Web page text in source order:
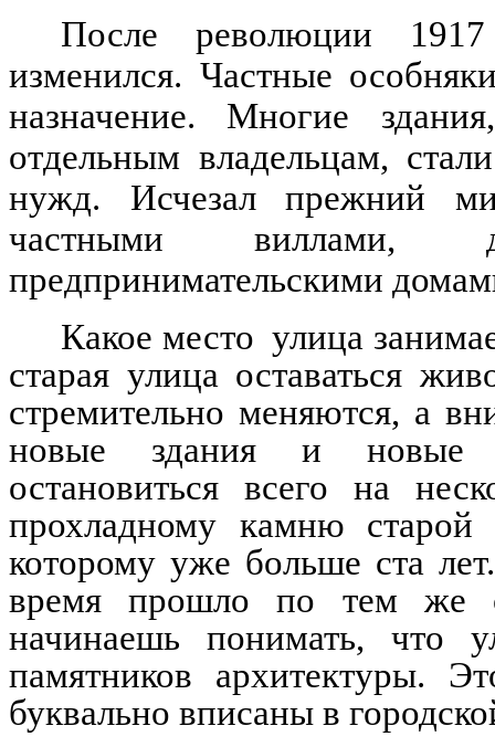
После революции
изменился. Частные
назначение. Многие
отдельным владельцам,
нужд. Исчезал прежний
частными виллами,
предпринимательскими
Какое место улица
старая улица оставаться
стремительно меняются, а
новые здания и новые
остановиться всего на
прохладному камню старой
которому уже больше ста
время прошло по тем же
начинаешь понимать, что
памятников архитектуры.
буквально вписаны в